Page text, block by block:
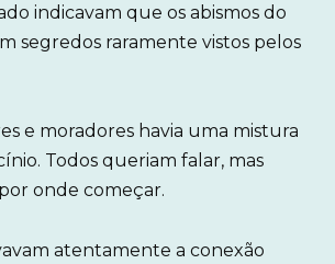
indicavam que os abismos do
segredos raramente vistos pelos
e moradores havia uma mistura
Todos queriam falar, mas
onde começar.
atentamente a conexão